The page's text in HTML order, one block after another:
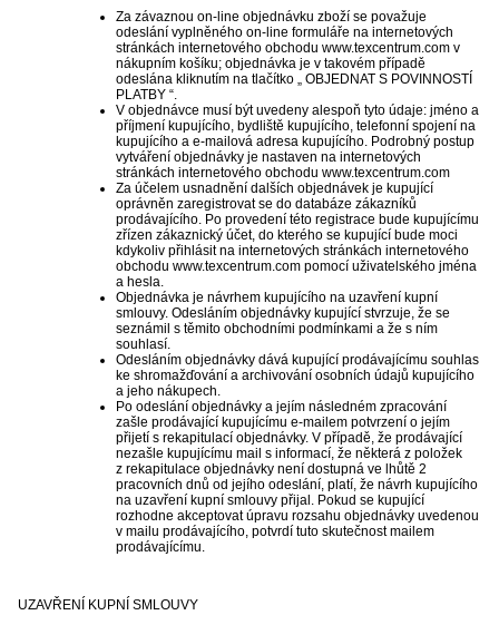
Za závaznou on-line objednávku zboží se považuje
odeslání vyplněného on-line formuláře na internetových
stránkách internetového obchodu www.texcentrum.com v
nákupním košíku; objednávka je v takovém případě
odeslána kliknutím na tlačítko „ OBJEDNAT S POVINNOSTÍ
PLATBY “.
V objednávce musí být uvedeny alespoň tyto údaje: jméno a
příjmení kupujícího, bydliště kupujícího, telefonní spojení na
kupujícího a e-mailová adresa kupujícího. Podrobný postup
vytváření objednávky je nastaven na internetových
stránkách internetového obchodu www.texcentrum.com
Za účelem usnadnění dalších objednávek je kupující
oprávněn zaregistrovat se do databáze zákazníků
prodávajícího. Po provedení této registrace bude kupujícímu
zřízen zákaznický účet, do kterého se kupující bude moci
kdykoliv přihlásit na internetových stránkách internetového
obchodu www.texcentrum.com pomocí uživatelského jména
a hesla.
Objednávka je návrhem kupujícího na uzavření kupní
smlouvy. Odesláním objednávky kupující stvrzuje, že se
seznámil s těmito obchodními podmínkami a že s ním
souhlasí.
Odesláním objednávky dává kupující prodávajícímu souhlas
ke shromažďování a archivování osobních údajů kupujícího
a jeho nákupech.
Po odeslání objednávky a jejím následném zpracování
zašle prodávající kupujícímu e-mailem potvrzení o jejím
přijetí s rekapitulací objednávky. V případě, že prodávající
nezašle kupujícímu mail s informací, že některá z položek
z rekapitulace objednávky není dostupná ve lhůtě 2
pracovních dnů od jejího odeslání, platí, že návrh kupujícího
na uzavření kupní smlouvy přijal. Pokud se kupující
rozhodne akceptovat úpravu rozsahu objednávky uvedenou
v mailu prodávajícího, potvrdí tuto skutečnost mailem
prodávajícímu.
UZAVŘENÍ KUPNÍ SMLOUVY